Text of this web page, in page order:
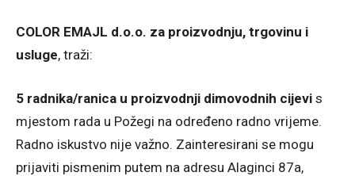
COLOR EMAJL d.o.o. za proizvodnju, trgovinu i
usluge, traži:
5 radnika/ranica u proizvodnji dimovodnih cijevi s
mjestom rada u Požegi na određeno radno vrijeme.
Radno iskustvo nije važno. Zainteresirani se mogu
prijaviti pismenim putem na adresu Alaginci 87a,